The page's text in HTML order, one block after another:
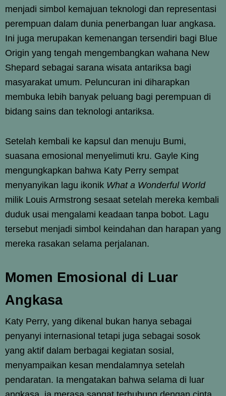
menjadi simbol kemajuan teknologi dan representasi
perempuan dalam dunia penerbangan luar angkasa.
Ini juga merupakan kemenangan tersendiri bagi Blue
Origin yang tengah mengembangkan wahana New
Shepard sebagai sarana wisata antariksa bagi
masyarakat umum. Peluncuran ini diharapkan
membuka lebih banyak peluang bagi perempuan di
bidang sains dan teknologi antariksa.
Setelah kembali ke kapsul dan menuju Bumi,
suasana emosional menyelimuti kru. Gayle King
mengungkapkan bahwa Katy Perry sempat
menyanyikan lagu ikonik What a Wonderful World
milik Louis Armstrong sesaat setelah mereka kembali
duduk usai mengalami keadaan tanpa bobot. Lagu
tersebut menjadi simbol keindahan dan harapan yang
mereka rasakan selama perjalanan.
Momen Emosional di Luar
Angkasa
Katy Perry, yang dikenal bukan hanya sebagai
penyanyi internasional tetapi juga sebagai sosok
yang aktif dalam berbagai kegiatan sosial,
menyampaikan kesan mendalamnya setelah
pendaratan. Ia mengatakan bahwa selama di luar